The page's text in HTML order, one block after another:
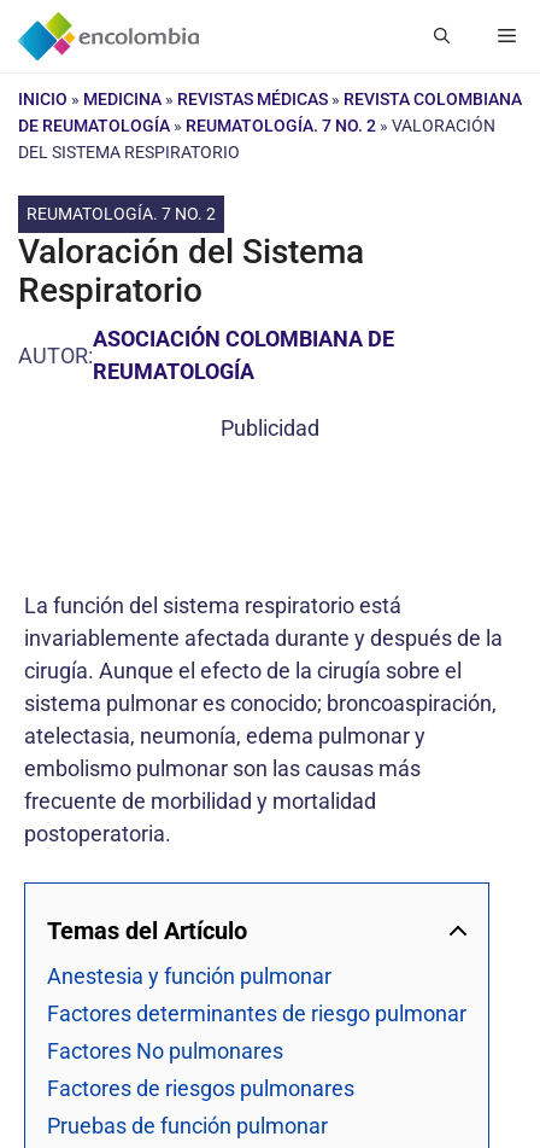
Saltar
INICIO » MEDICINA » REVISTAS MÉDICAS » REVISTA COLOMBIANA
DE REUMATOLOGÍA » REUMATOLOGÍA. 7 NO. 2 » VALORACIÓN
DEL SISTEMA RESPIRATORIO
REUMATOLOGÍA. 7 NO. 2
Valoración del Sistema
Respiratorio
AUTOR:
ASOCIACIÓN COLOMBIANA DE
REUMATOLOGÍA
Publicidad
La función del sistema respiratorio está
invariablemente afectada durante y después de la
cirugía. Aunque el efecto de la cirugía sobre el
sistema pulmonar es conocido; broncoaspiración,
atelectasia, neumonía, edema pulmonar y
embolismo pulmonar son las causas más
frecuente de morbilidad y mortalidad
postoperatoria.
Temas del Artículo
Anestesia y función pulmonar
Factores determinantes de riesgo pulmonar
Factores No pulmonares
Factores de riesgos pulmonares
Pruebas de función pulmonar